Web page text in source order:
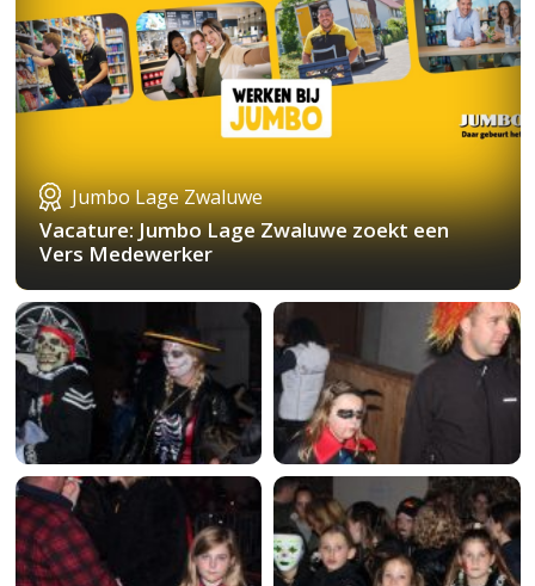
Jumbo Lage Zwaluwe
Vacature: Jumbo Lage Zwaluwe zoekt een
Vers Medewerker